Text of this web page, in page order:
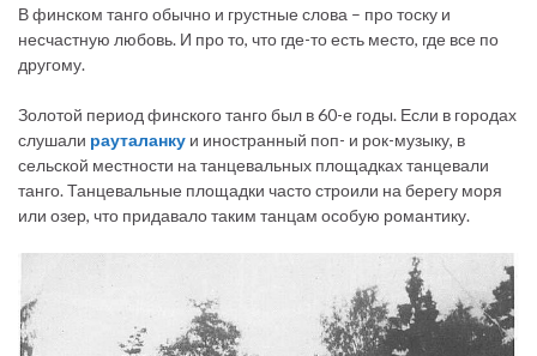
В финском танго обычно и грустные слова – про тоску и
несчастную любовь. И про то, что где-то есть место, где все по
другому.
Золотой период финского танго был в 60-е годы. Если в городах
слушали рауталанку и иностранный поп- и рок-музыку, в
сельской местности на танцевальных площадках танцевали
танго. Танцевальные площадки часто строили на берегу моря
или озер, что придавало таким танцам особую романтику.